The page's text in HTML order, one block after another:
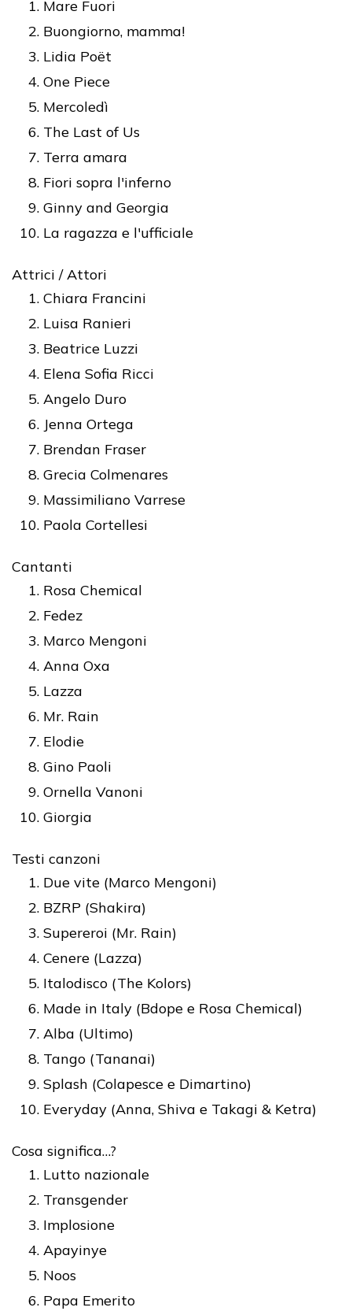
Mare Fuori
Buongiorno, mamma!
Lidia Poët
One Piece
Mercoledì
The Last of Us
Terra amara
Fiori sopra l'inferno
Ginny and Georgia
La ragazza e l'ufficiale
Attrici / Attori
Chiara Francini
Luisa Ranieri
Beatrice Luzzi
Elena Sofia Ricci
Angelo Duro
Jenna Ortega
Brendan Fraser
Grecia Colmenares
Massimiliano Varrese
Paola Cortellesi
Cantanti
Rosa Chemical
Fedez
Marco Mengoni
Anna Oxa
Lazza
Mr. Rain
Elodie
Gino Paoli
Ornella Vanoni
Giorgia
Testi canzoni
Due vite (Marco Mengoni)
BZRP (Shakira)
Supereroi (Mr. Rain)
Cenere (Lazza)
Italodisco (The Kolors)
Made in Italy (Bdope e Rosa Chemical)
Alba (Ultimo)
Tango (Tananai)
Splash (Colapesce e Dimartino)
Everyday (Anna, Shiva e Takagi & Ketra)
Cosa significa…?
Lutto nazionale
Transgender
Implosione
Apayinye
Noos
Papa Emerito